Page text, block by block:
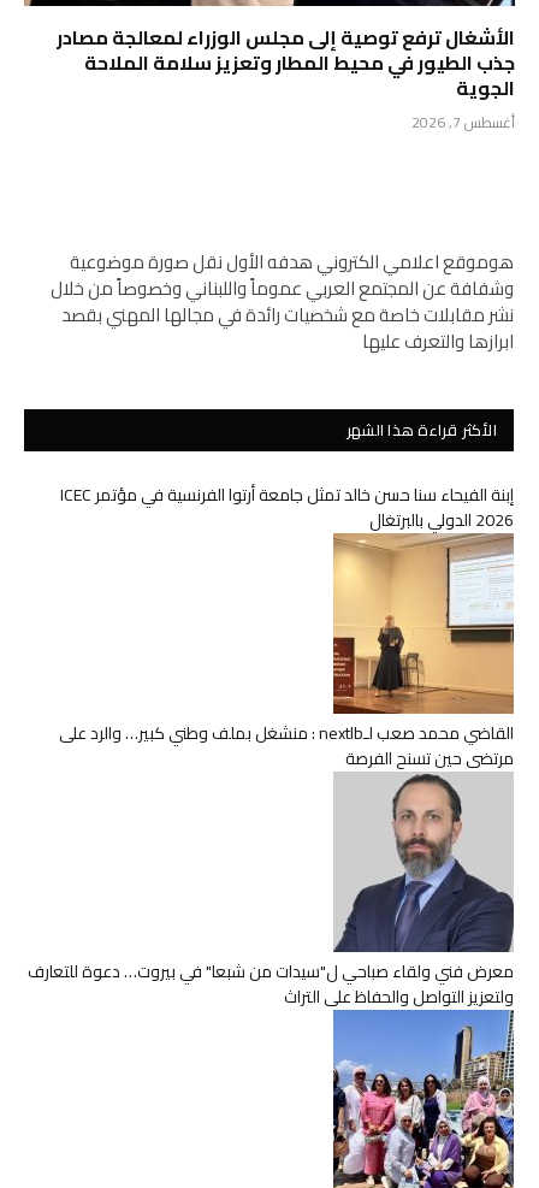
الأشغال ترفع توصية إلى مجلس الوزراء لمعالجة مصادر
جذب الطيور في محيط المطار وتعزيز سلامة الملاحة
الجوية
أغسطس 7, 2026
هوموقع اعلامي الكتروني هدفه الأول نقل صورة موضوعية
وشفافة عن المجتمع العربي عموماً واللبناني وخصوصاً من خلال
نشر مقابلات خاصة مع شخصيات رائدة في مجالها المهني بقصد
ابرازها والتعرف عليها
الأكثر قراءة هذا الشهر
إبنة الفيحاء سنا حسن خالد تمثل جامعة أرتوا الفرنسية في مؤتمر ICEC
2026 الدولي بالبرتغال
القاضي محمد صعب لـnextlb : منشغل بملف وطني كبير… والرد على
مرتضى حين تسنح الفرصة
معرض فني ولقاء صباحي ل"سيدات من شبعا" في بيروت… دعوة للتعارف
ولتعزيز التواصل والحفاظ على التراث